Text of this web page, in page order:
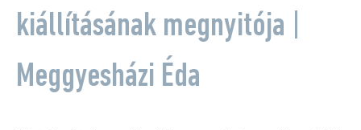
kiállításának megnyitója |
Meggyesházi Éda